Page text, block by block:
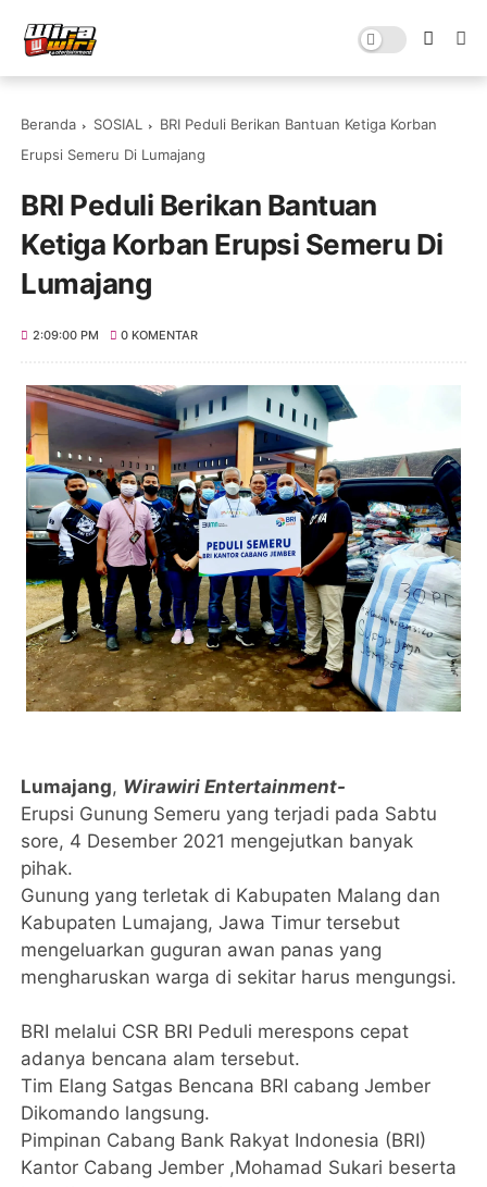
Beranda SOSIAL
BRI Peduli Berikan Bantuan Ketiga Korban
Erupsi Semeru Di Lumajang
BRI Peduli Berikan Bantuan
Ketiga Korban Erupsi Semeru Di
Lumajang
2:09:00 PM 0 KOMENTAR
Lumajang, Wirawiri Entertainment-
Erupsi Gunung Semeru yang terjadi pada Sabtu
sore, 4 Desember 2021 mengejutkan banyak
pihak.
Gunung yang terletak di Kabupaten Malang dan
Kabupaten Lumajang, Jawa Timur tersebut
mengeluarkan guguran awan panas yang
mengharuskan warga di sekitar harus mengungsi.
BRI melalui CSR BRI Peduli merespons cepat
adanya bencana alam tersebut.
Tim Elang Satgas Bencana BRI cabang Jember
Dikomando langsung.
Pimpinan Cabang Bank Rakyat Indonesia (BRI)
Kantor Cabang Jember ,Mohamad Sukari beserta